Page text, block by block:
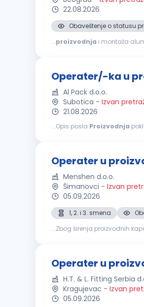
22.08.2026
Obaveštenje o statusu
...proizvodnja i montaža
Operater/-ka u
Al Pack d.o.o.
Subotica - Izvan
21.08.2026
...Opis posla Proizvodnja
Operater u
Menshen d.o.o.
Šimanovci - Izvan
05.09.2026
1, 2. i 3. smena
...Zbog širenja proizvodnih
Operater u
H.T. & L. Fitting Serbia
Kragujevac - Izvan
05.09.2026